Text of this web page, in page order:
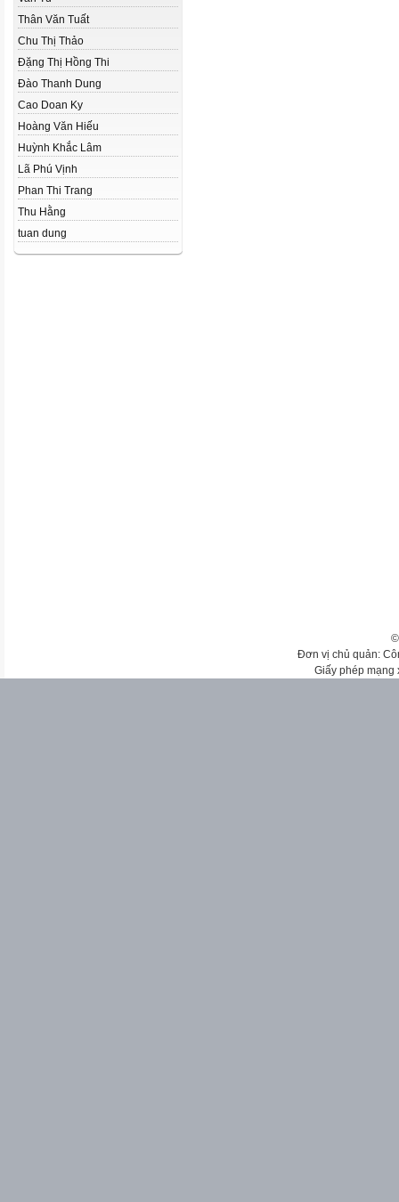
Thân Văn Tuất
Chu Thị Thảo
Đặng Thị Hồng Thi
Đào Thanh Dung
Cao Doan Ky
Hoàng Văn Hiếu
Huỳnh Khắc Lâm
Lã Phú Vịnh
Phan Thi Trang
Thu Hằng
tuan dung
Đơn vị chủ quản:
Giấy phép mạng